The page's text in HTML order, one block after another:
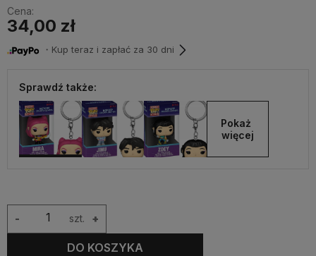
Cena:
34,00 zł
・Kup teraz i zapłać za 30 dni
Sprawdź także:
Pokaż
więcej
szt. +
-
DO KOSZYKA